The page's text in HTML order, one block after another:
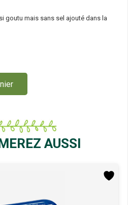
goutu mais sans sel ajouté dans la
AUSSI